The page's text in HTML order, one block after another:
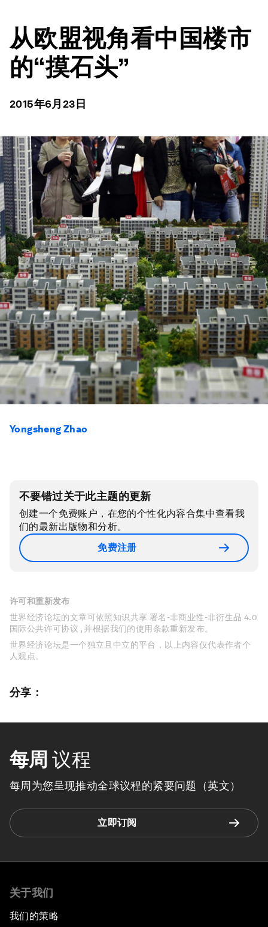
从欧盟视角看中国楼市
的“摸石头”
2015年6月23日
Yongsheng Zhao
不要错过关于此主题的更新
创建一个免费账户，在您的个性化内容合集中查看我
们的最新出版物和分析。
免费注册
许可和重新发布
世界经济论坛的文章可依照知识共享 署名-非商业性-非衍生品 4.0
国际公共许可协议 , 并根据我们的使用条款重新发布。
世界经济论坛是一个独立且中立的平台，以上内容仅代表作者个
人观点。
分享：
每周 议程
每周为您呈现推动全球议程的紧要问题（英文）
立即订阅
关于我们
我们的策略